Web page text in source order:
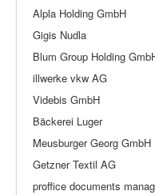
Alpla Holding GmbH
Gigis Nudla
Blum Group Holding
illwerke vkw AG
Videbis GmbH
Bäckerei Luger
Meusburger Georg GmbH
Getzner Textil AG
proffice documents